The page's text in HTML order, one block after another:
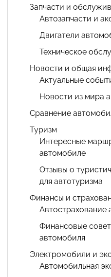
Запчасти и
Автозапчасти и
Двигатели
Техническое
Новости и общая
Актуальные
Новости из мира
Сравнение
Туризм
Интересные
автомобиле
Отзывы о
для автотуризма
Финансы и
Автострахование
Финансовые
автомобиля
Электромобили и
Автомобильная